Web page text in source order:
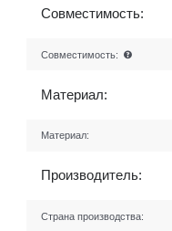
Совместимость:
Совместимость:
Материал:
Материал:
Производитель:
Страна производства: